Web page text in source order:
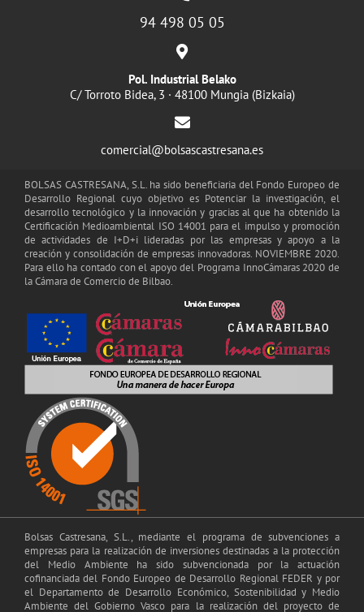
94 498 05 05
Pol. Industrial Belako
C/ Torroto Bidea, 3 · 48100 Mungia (Bizkaia)
comercial@bolsascastresana.es
BOLSAS CASTRESANA, S.L. ha sido beneficiaria del Fondo Europeo de
Desarrollo Regional cuyo objetivo es Potenciar la investigación, el
desarrollo tecnológico y la innovación y gracias al que ha obtenido la
Certificación Medioambiental ISO 14001 para el impulso y promoción
de actividades de I+D+i lideradas por las empresas y apoyo a la
creación y consolidación de empresas innovadoras. NOVIEMBRE 2020.
Para ello ha contado con el apoyo del Programa InnoCámaras 2020 de
la Cámara de Comercio de Bilbao.
Bolsas Castresana, S.L., mediante el programa de subvenciones a
empresas para la realización de inversiones destinadas a la protección
del Medio Ambiente ha sido subvencionada por la actuación
cofinanciada del Fondo Europeo de Desarrollo Regional FEDER y por
el Departamento de Desarrollo Económico, Sostenibilidad y Medio
Ambiente del Gobierno Vasco para la realización del proyecto de